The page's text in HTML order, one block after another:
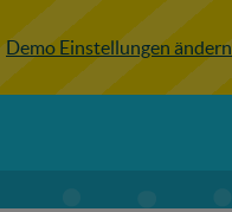
Demo Einstellungen ändern